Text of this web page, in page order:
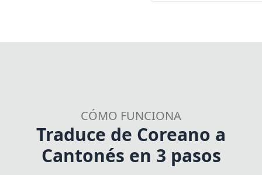
CÓMO FUNCIONA
Traduce de Coreano a
Cantonés en 3 pasos